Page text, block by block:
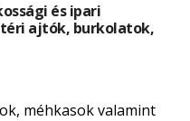
és ipari
ajtók, burkolatok,
méhkasok valamint